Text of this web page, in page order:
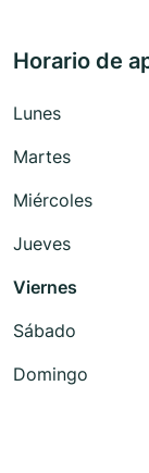
Horario de
Lunes
Martes
Miércoles
Jueves
Viernes
Sábado
Domingo